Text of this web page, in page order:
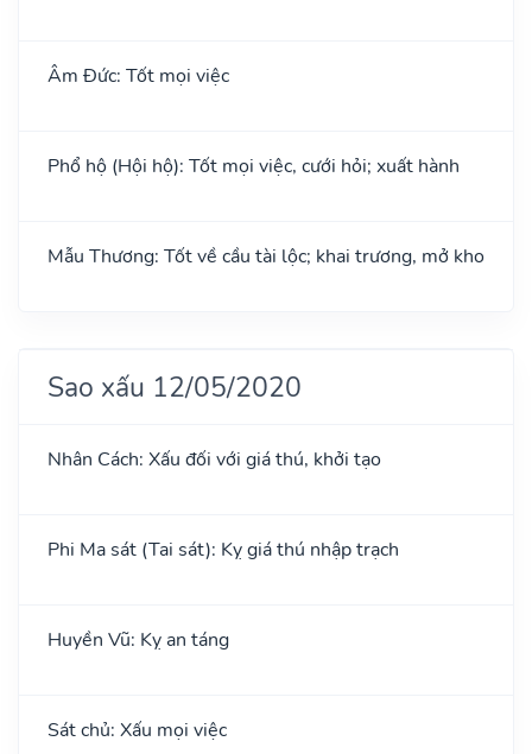
Âm Đức: Tốt mọi việc
Phổ hộ (Hội hộ): Tốt mọi việc, cưới hỏi; xuất hành
Mẫu Thương: Tốt về cầu tài lộc; khai trương, mở kho
Sao xấu 12/05/2020
Nhân Cách: Xấu đối với giá thú, khởi tạo
Phi Ma sát (Tai sát): Kỵ giá thú nhập trạch
Huyền Vũ: Kỵ an táng
Sát chủ: Xấu mọi việc